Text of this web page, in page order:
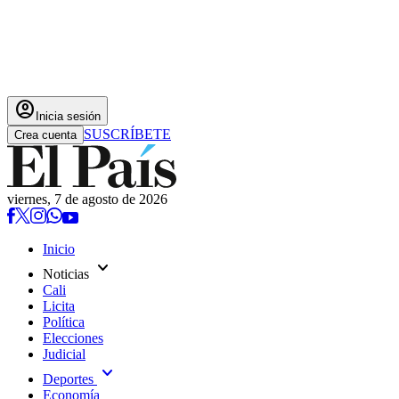
account_circle Inicia sesión
Crea cuenta SUSCRÍBETE
viernes, 7 de agosto de 2026
Inicio
Noticias expand_more
Cali
Licita
Política
Elecciones
Judicial
Deportes expand_more
Economía